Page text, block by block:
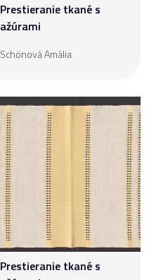
Prestieranie tkané s
ažúrami
Schönová Amália
Prestieranie tkané s